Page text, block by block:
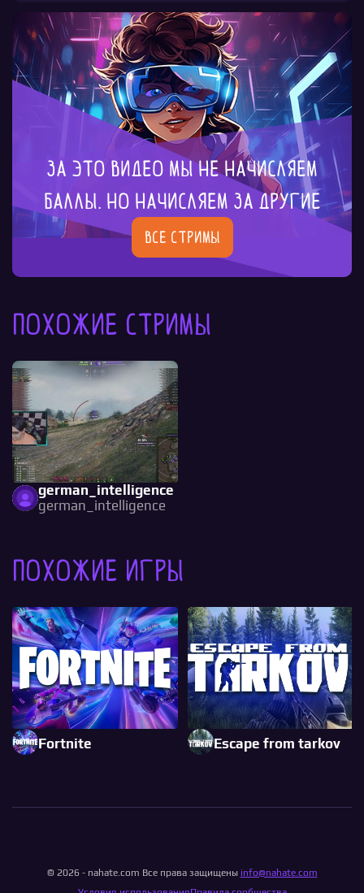
За это видео мы не начисляем
баллы. Но начисляем за другие
Все стримы
Похожие стримы
german_intelligence
german_intelligence
Похожие игры
Fortnite Escape from tarkov
© 2026 - nahate.com Все права защищены info@nahate.com